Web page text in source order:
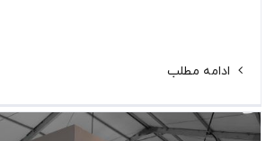
ادامه مطلب